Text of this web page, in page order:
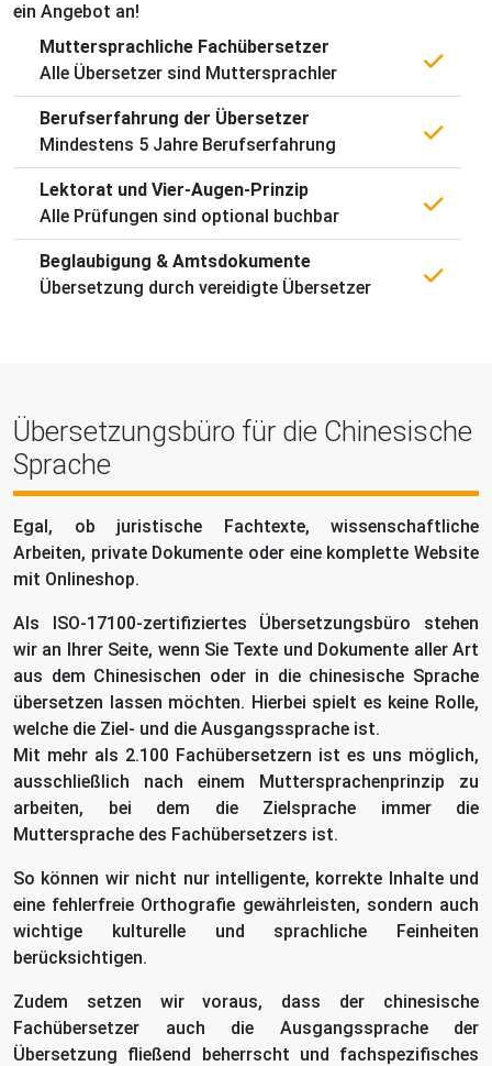
ein Angebot an!
Muttersprachliche Fachübersetzer
Alle Übersetzer sind Muttersprachler
Berufserfahrung der Übersetzer
Mindestens 5 Jahre Berufserfahrung
Lektorat und Vier-Augen-Prinzip
Alle Prüfungen sind optional buchbar
Beglaubigung & Amtsdokumente
Übersetzung durch vereidigte Übersetzer
Übersetzungsbüro für die Chinesische
Sprache
Egal, ob juristische Fachtexte, wissenschaftliche
Arbeiten, private Dokumente oder eine komplette Website
mit Onlineshop.
Als ISO-17100-zertifiziertes Übersetzungsbüro stehen
wir an Ihrer Seite, wenn Sie Texte und Dokumente aller Art
aus dem Chinesischen oder in die chinesische Sprache
übersetzen lassen möchten. Hierbei spielt es keine Rolle,
welche die Ziel- und die Ausgangssprache ist.
Mit mehr als 2.100 Fachübersetzern ist es uns möglich,
ausschließlich nach einem Muttersprachenprinzip zu
arbeiten, bei dem die Zielsprache immer die
Muttersprache des Fachübersetzers ist.
So können wir nicht nur intelligente, korrekte Inhalte und
eine fehlerfreie Orthografie gewährleisten, sondern auch
wichtige kulturelle und sprachliche Feinheiten
berücksichtigen.
Zudem setzen wir voraus, dass der chinesische
Fachübersetzer auch die Ausgangssprache der
Übersetzung fließend beherrscht und fachspezifisches